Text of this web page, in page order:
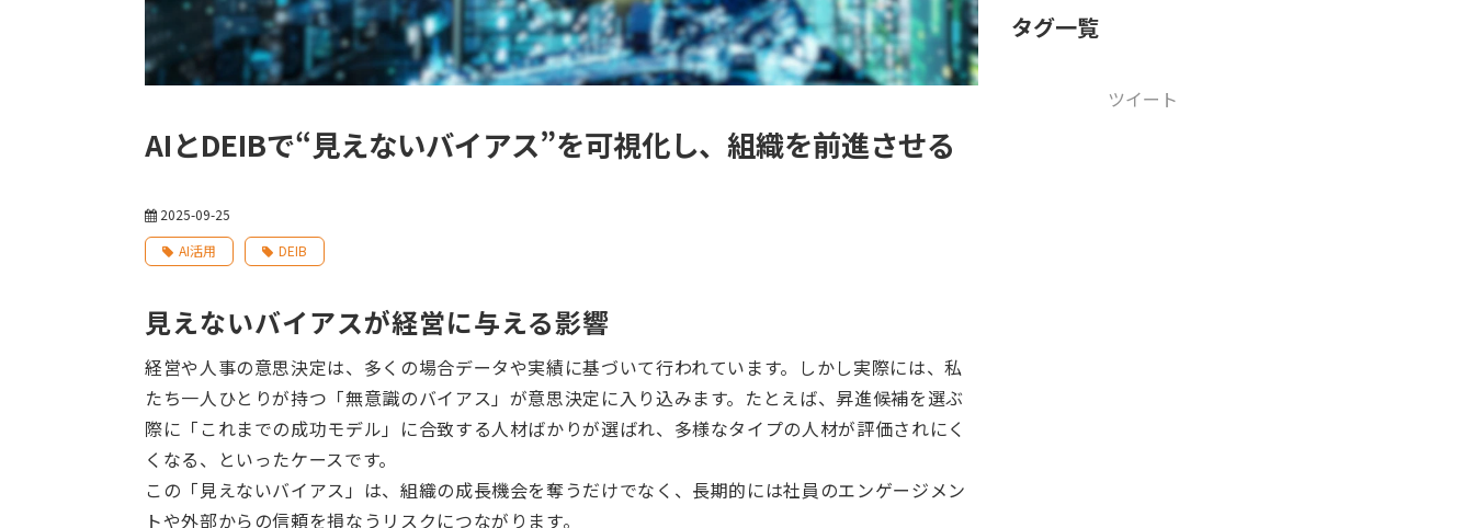
AIとDEIBで“見えないバイアス”を可視化し、組織を前進させる
2025-09-25
AI活用
DEIB
見えないバイアスが経営に与える影響
経営や人事の意思決定は、多くの場合データや実績に基づいて行われています。しかし実際には、私
たち一人ひとりが持つ「無意識のバイアス」が意思決定に入り込みます。たとえば、昇進候補を選ぶ
際に「これまでの成功モデル」に合致する人材ばかりが選ばれ、多様なタイプの人材が評価されにく
くなる、といったケースです。
この「見えないバイアス」は、組織の成長機会を奪うだけでなく、長期的には社員のエンゲージメン
トや外部からの信頼を損なうリスクにつながります。
タグ一覧
ツイート